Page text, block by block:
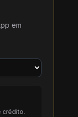
em
crédito.